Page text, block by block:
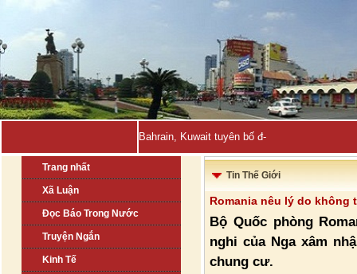
Bahrain, Kuwait tuyên bố đẩy lùi hàng loạt _
Trang nhất
Xã Luận
Đọc Báo Trong Nước
Truyện Ngắn
Kinh Tế
Tin Thế Giới
Romania nêu lý do không
Bộ Quốc phòng
nghi của Nga xâm
chung cư.